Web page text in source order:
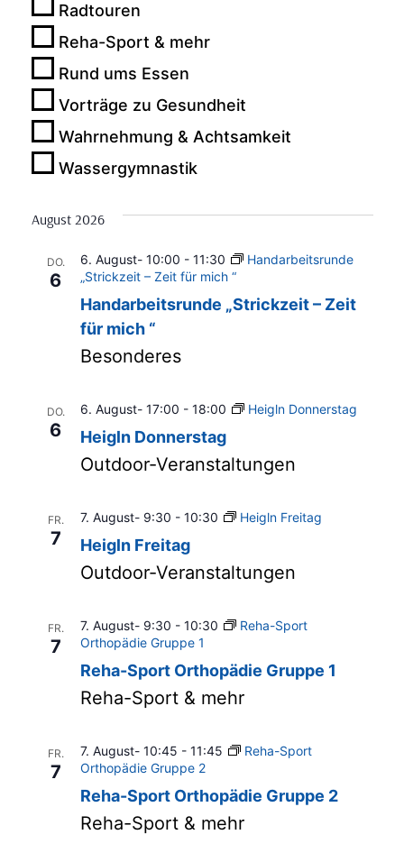
Radtouren
Reha-Sport & mehr
Rund ums Essen
Vorträge zu Gesundheit
Wahrnehmung & Achtsamkeit
Wassergymnastik
August 2026
DO.
6
Handarbeitsrunde „Strickzeit – Zeit
für mich “
6. August- 10:00 - 11:30
Handarbeitsrunde
„Strickzeit – Zeit für mich “
Besonderes
DO.
6 Heigln Donnerstag
6. August- 17:00 - 18:00 Heigln Donnerstag
Outdoor-Veranstaltungen
FR.
7 Heigln Freitag
7. August- 9:30 - 10:30 Heigln Freitag
Outdoor-Veranstaltungen
FR.
7
Reha-Sport Orthopädie Gruppe 1
7. August- 9:30 - 10:30
Reha-Sport
Orthopädie Gruppe 1
Reha-Sport & mehr
FR.
7
Reha-Sport Orthopädie Gruppe 2
7. August- 10:45 - 11:45
Reha-Sport
Orthopädie Gruppe 2
Reha-Sport & mehr